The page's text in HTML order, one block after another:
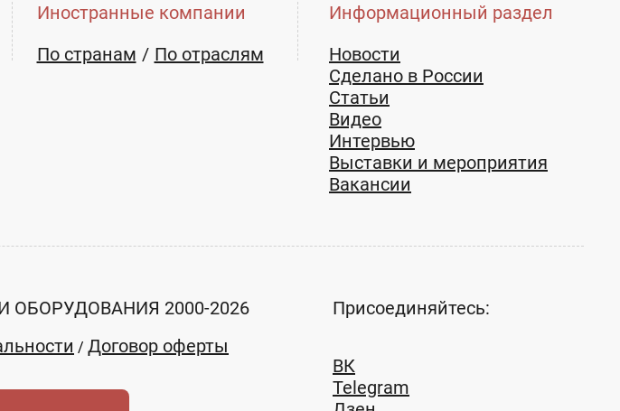
Иностранные компании
По странам
По отраслям
Информационный раздел
Новости
Сделано в России
Статьи
Видео
Интервью
Выставки и мероприятия
Вакансии
2000-2026
/ Договор оферты
Присоединяйтесь:
ВК
Telegram